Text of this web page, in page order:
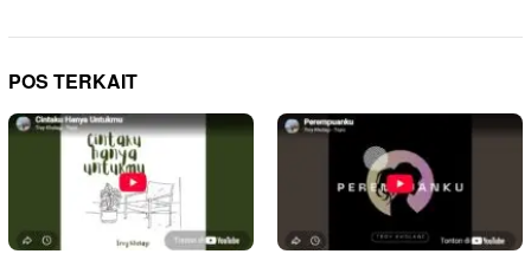
POS TERKAIT